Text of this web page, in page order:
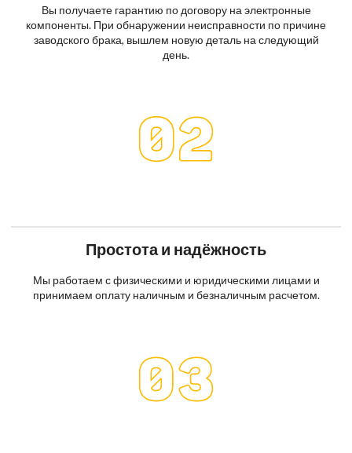
Вы получаете гарантию по договору на электронные
компоненты. При обнаружении неисправности по причине
заводского брака, вышлем новую деталь на следующий
день.
Простота и надёжность
Мы работаем с физическими и юридическими лицами и
принимаем оплату наличным и безналичным расчетом.